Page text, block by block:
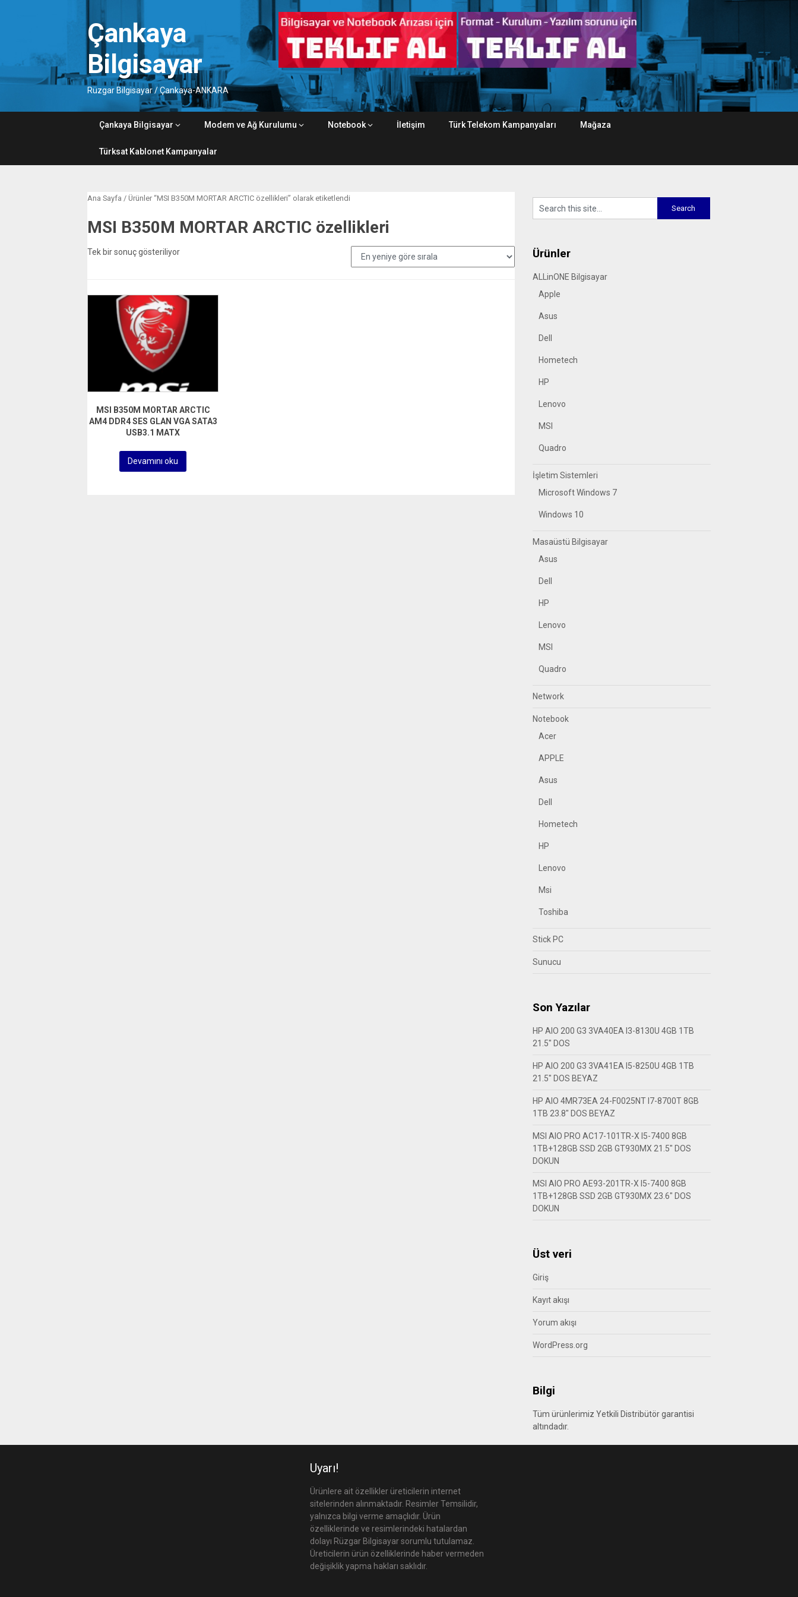
Çankaya
Bilgisayar
Rüzgar Bilgisayar / Çankaya-ANKARA
Çankaya Bilgisayar Modem ve Ağ Kurulumu Notebook İletişim Türk Telekom Kampanyaları Mağaza
Türksat Kablonet Kampanyalar
Ana Sayfa / Ürünler “MSI B350M MORTAR ARCTIC özellikleri” olarak etiketlendi
MSI B350M MORTAR ARCTIC özellikleri
Tek bir sonuç gösteriliyor
MSI B350M MORTAR ARCTIC
AM4 DDR4 SES GLAN VGA SATA3
USB3.1 MATX
Devamını oku
Ürünler
ALLinONE Bilgisayar
Apple
Asus
Dell
Hometech
HP
Lenovo
MSI
Quadro
İşletim Sistemleri
Microsoft Windows 7
Windows 10
Masaüstü Bilgisayar
Asus
Dell
HP
Lenovo
MSI
Quadro
Network
Notebook
Acer
APPLE
Asus
Dell
Hometech
HP
Lenovo
Msi
Toshiba
Stick PC
Sunucu
Son Yazılar
HP AIO 200 G3 3VA40EA I3-8130U 4GB 1TB
21.5″ DOS
HP AIO 200 G3 3VA41EA I5-8250U 4GB 1TB
21.5″ DOS BEYAZ
HP AIO 4MR73EA 24-F0025NT I7-8700T 8GB
1TB 23.8″ DOS BEYAZ
MSI AIO PRO AC17-101TR-X I5-7400 8GB
1TB+128GB SSD 2GB GT930MX 21.5″ DOS
DOKUN
MSI AIO PRO AE93-201TR-X I5-7400 8GB
1TB+128GB SSD 2GB GT930MX 23.6″ DOS
DOKUN
Üst veri
Giriş
Kayıt akışı
Yorum akışı
WordPress.org
Bilgi
Tüm ürünlerimiz Yetkili Distribütör garantisi
altındadır.
Uyarı!
Ürünlere ait özellikler üreticilerin internet
sitelerinden alınmaktadır. Resimler Temsilidir,
yalnızca bilgi verme amaçlıdır. Ürün
özelliklerinde ve resimlerindeki hatalardan
dolayı Rüzgar Bilgisayar sorumlu tutulamaz.
Üreticilerin ürün özelliklerinde haber vermeden
değişiklik yapma hakları saklıdır.